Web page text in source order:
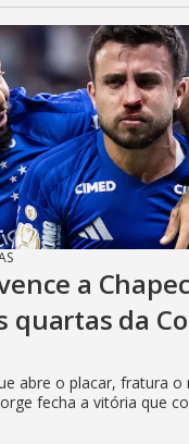
a
quartas da
abre o placar, fratura o
fecha a vitória que